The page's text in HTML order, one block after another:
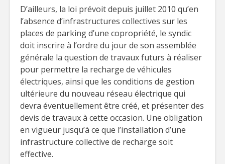
D’ailleurs, la loi prévoit depuis juillet 2010 qu’en
l’absence d’infrastructures collectives sur les
places de parking d’une copropriété, le syndic
doit inscrire à l’ordre du jour de son assemblée
générale la question de travaux futurs à réaliser
pour permettre la recharge de véhicules
électriques, ainsi que les conditions de gestion
ultérieure du nouveau réseau électrique qui
devra éventuellement être créé, et présenter des
devis de travaux à cette occasion. Une obligation
en vigueur jusqu’à ce que l’installation d’une
infrastructure collective de recharge soit
effective.